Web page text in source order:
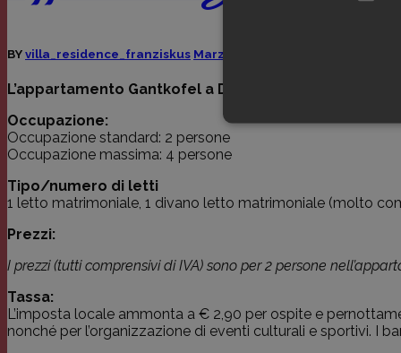
BY villa_residence_franziskus Marzo 19, 2019
L’appartamento Gantkofel a Dorf Tirol si trova al
Occupazione:
Occupazione standard: 2 persone
Occupazione massima: 4 persone
Tipo/numero di letti
1 letto matrimoniale, 1 divano letto matrimoniale (molto
Prezzi:
I prezzi(tutti comprensivi di IVA) sono per 2 persone
Tassa:
L’imposta locale ammonta a € 2,90 per ospite e
nonché per l’organizzazione di eventi culturali e sportivi. I
può essere utilizzato
PHPSESSID